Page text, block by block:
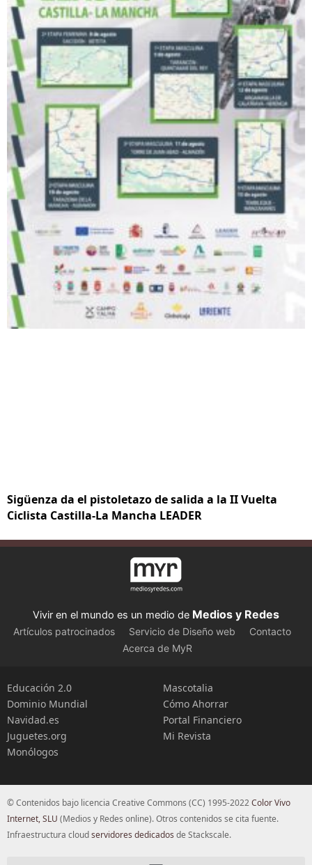
Sigüenza da el pistoletazo de salida a la II Vuelta
Ciclista Castilla-La Mancha LEADER
Vivir en el mundo es un medio de Medios y Redes
Artículos patrocinados Servicio de Diseño web
Contacto
Acerca de MyR
Educación 2.0
Dominio Mundial
Navidad.es
Juguetes.org
Monólogos
Mascotalia
Cómo Ahorrar
Portal Financiero
Mi Revista
© Contenidos bajo licencia Creative Commons (CC) 1995-2022Color Vivo
Internet, SLU (Medios y Redes online). Otros contenidos se cita fuente.
Infraestructura cloudservidores dedicados de Stackscale.